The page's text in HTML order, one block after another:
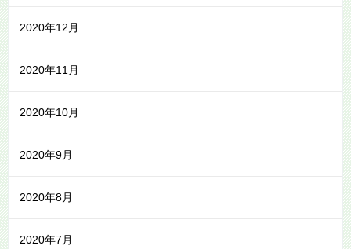
2020年12月
2020年11月
2020年10月
2020年9月
2020年8月
2020年7月